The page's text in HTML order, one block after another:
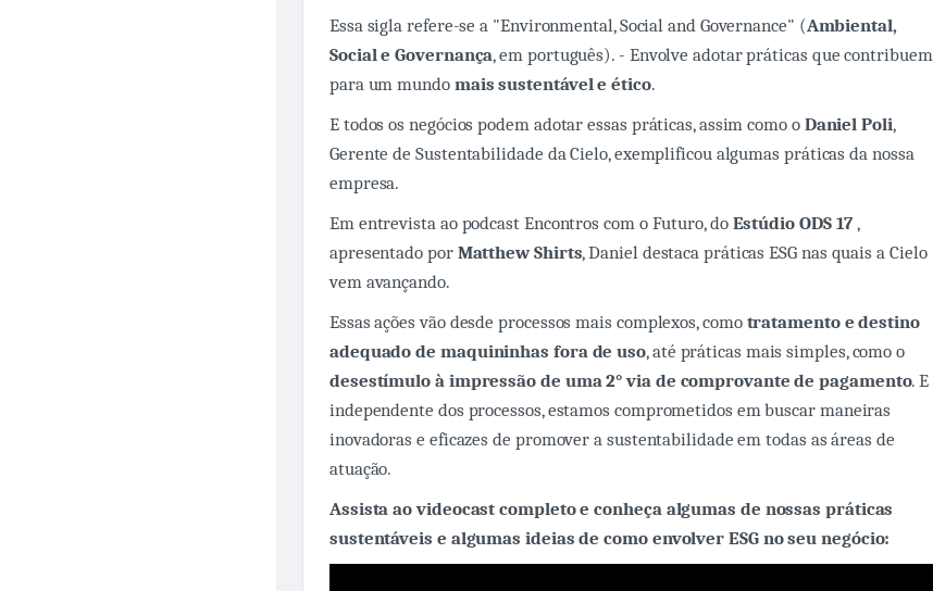
Essa sigla refere-se a "Environmental, Social and Governance" (Ambiental,
Social e Governança, em português). - Envolve adotar práticas que contribuem
para um mundo mais sustentável e ético.
E todos os negócios podem adotar essas práticas, assim como o Daniel Poli,
Gerente de Sustentabilidade da Cielo, exemplificou algumas práticas da nossa
empresa.
Em entrevista ao podcast Encontros com o Futuro, do Estúdio ODS 17 ,
apresentado por Matthew Shirts, Daniel destaca práticas ESG nas quais a Cielo
vem avançando.
Essas ações vão desde processos mais complexos, como tratamento e destino
adequado de maquininhas fora de uso, até práticas mais simples, como o
desestímulo à impressão de uma 2° via de comprovante de pagamento. E
independente dos processos, estamos comprometidos em buscar maneiras
inovadoras e eficazes de promover a sustentabilidade em todas as áreas de
atuação.
Assista ao videocast completo e conheça algumas de nossas práticas
sustentáveis e algumas ideias de como envolver ESG no seu negócio: